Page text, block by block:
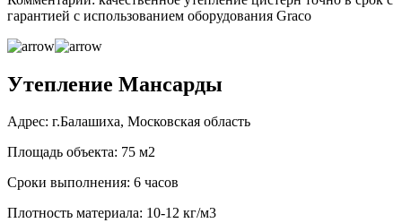
гарантией с использованием оборудования Graco
Утепление Мансарды
Адрес: г.Балашиха, Московская область
Площадь объекта: 75 м2
Сроки выполнения: 6 часов
Плотность материала: 10-12 кг/м3